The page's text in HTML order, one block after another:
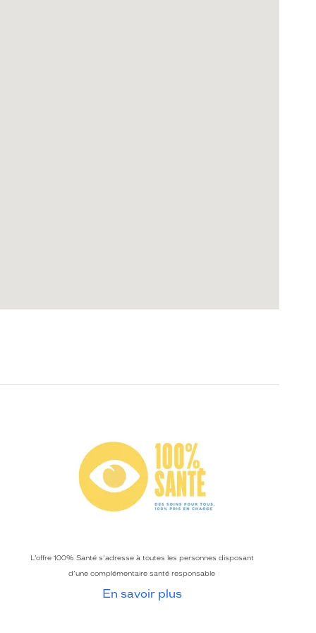
L’offre 100% Santé s’adresse à toutes les personnes disposant
d’une complémentaire santé responsable
En savoir plus